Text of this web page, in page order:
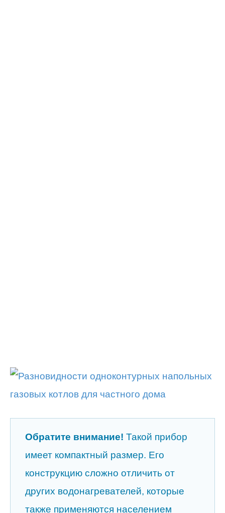
Обратите внимание! Такой прибор
имеет компактный размер. Его
конструкцию сложно отличить от
других водонагревателей, которые
также применяются населением